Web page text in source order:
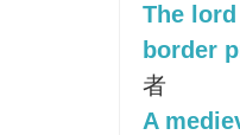
The
border
者
A